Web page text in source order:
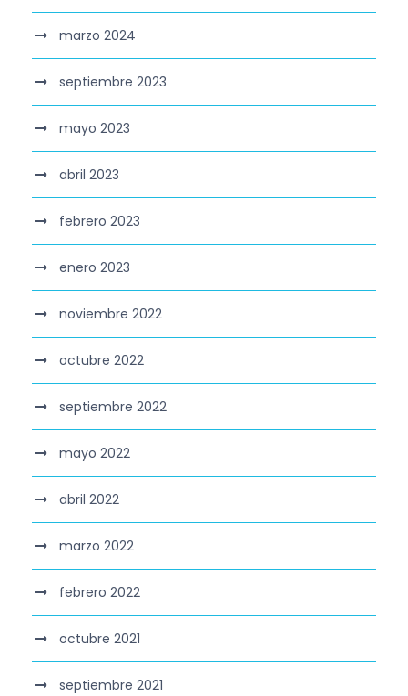
marzo 2024
septiembre 2023
mayo 2023
abril 2023
febrero 2023
enero 2023
noviembre 2022
octubre 2022
septiembre 2022
mayo 2022
abril 2022
marzo 2022
febrero 2022
octubre 2021
septiembre 2021